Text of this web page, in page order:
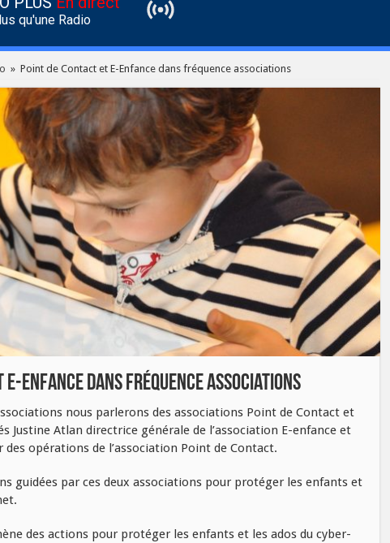
qu'une Radio
» Point de Contact et E-Enfance dans fréquence associations
E-Enfance dans fréquence associations
nous parlerons des associations Point de Contact et
Justine Atlan directrice générale de l’association E-enfance et
opérations de l’association Point de Contact.
guidées par ces deux associations pour protéger les enfants et
des actions pour protéger les enfants et les ados du cyber-